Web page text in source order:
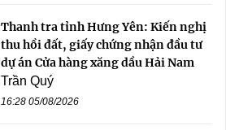
Thanh tra tỉnh Hưng Yên: Kiến nghị
thu hồi đất, giấy chứng nhận đầu tư
dự án Cửa hàng xăng dầu Hải Nam
Trần Quý
16:28 05/08/2026